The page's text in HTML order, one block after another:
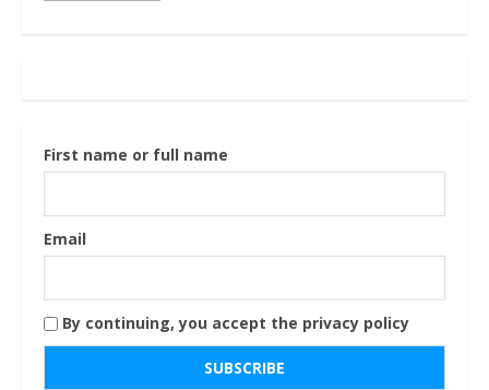
First name or full name
Email
By continuing, you accept the privacy policy